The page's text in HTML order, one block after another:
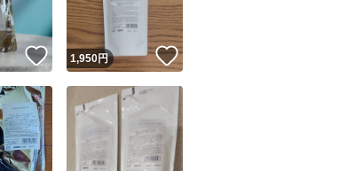
いいね！
1,950円 いいね！